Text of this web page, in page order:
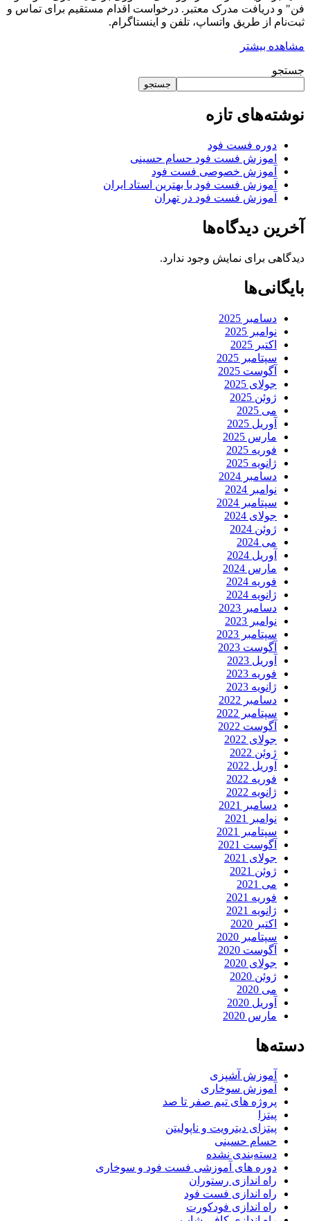
فن" و دریافت مدرک معتبر. درخواست اقدام مستقیم برای تماس و
ثبت‌نام از طریق واتساپ، تلفن و اینستاگرام.
مشاهده بیشتر
جستجو
جستجو
نوشته‌های تازه
دوره فست فود
اموزش فست فود حسام حسینی
آموزش خصوصی فست فود
آموزش فست فود با بهترین استاد ایران
آموزش فست فود در تهران
آخرین دیدگاه‌ها
دیدگاهی برای نمایش وجود ندارد.
بایگانی‌ها
دسامبر 2025
نوامبر 2025
اکتبر 2025
سپتامبر 2025
آگوست 2025
جولای 2025
ژوئن 2025
می 2025
آوریل 2025
مارس 2025
فوریه 2025
ژانویه 2025
دسامبر 2024
نوامبر 2024
سپتامبر 2024
جولای 2024
ژوئن 2024
می 2024
آوریل 2024
مارس 2024
فوریه 2024
ژانویه 2024
دسامبر 2023
نوامبر 2023
سپتامبر 2023
آگوست 2023
آوریل 2023
فوریه 2023
ژانویه 2023
دسامبر 2022
سپتامبر 2022
آگوست 2022
جولای 2022
ژوئن 2022
آوریل 2022
فوریه 2022
ژانویه 2022
دسامبر 2021
نوامبر 2021
سپتامبر 2021
آگوست 2021
جولای 2021
ژوئن 2021
می 2021
فوریه 2021
ژانویه 2021
اکتبر 2020
سپتامبر 2020
آگوست 2020
جولای 2020
ژوئن 2020
می 2020
آوریل 2020
مارس 2020
دسته‌ها
آموزش آشپزی
آموزش سوخاری
پروژه های تیم صفر تا صد
پیتزا
پیتزای دیترویت و ناپولیتن
حسام حسینی
دسته‌بندی نشده
دوره های آموزشی فست فود و سوخاری
راه اندازی رستوران
راه اندازی فست فود
راه اندازی فودکورت